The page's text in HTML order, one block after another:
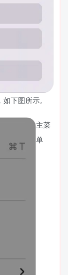
下图所示。
主菜
单